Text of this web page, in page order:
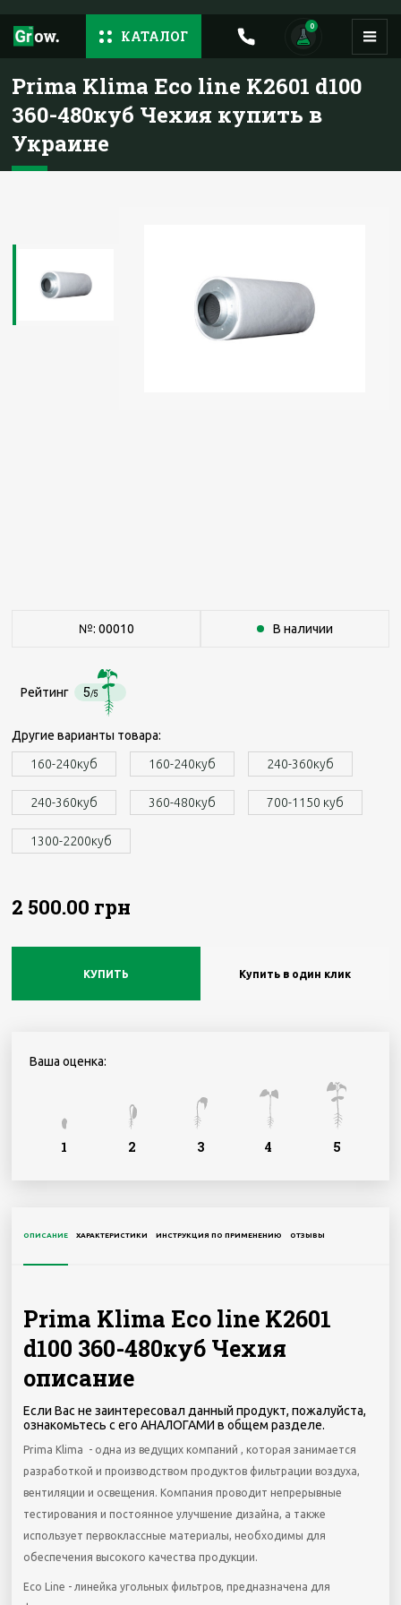
КАТАЛОГ
0
Prima Klima Eco line K2601 d100
360-480куб Чехия купить в
Украине
№: 00010 В наличии
Рейтинг 5/5
Другие варианты товара:
160-240куб
160-240куб 240-360куб
240-360куб 360-480куб 700-1150 куб
1300-2200куб
2 500.00 грн
КУПИТЬ Купить в один клик
Ваша оценка:
5
4
3
2
1
ОПИСАНИЕ ХАРАКТЕРИСТИКИ ИНСТРУКЦИЯ ПО ПРИМЕНЕНИЮ ОТЗЫВЫ
Prima Klima Eco line K2601
d100 360-480куб Чехия
описание
Если Вас не заинтересовал данный продукт, пожалуйста,
ознакомьтесь с его АНАЛОГАМИ в общем разделе.
Prima Klima - одна из ведущих компаний , которая занимается
разработкой и производством продуктов фильтрации воздуха,
вентиляции и освещения. Компания проводит непрерывные
тестирования и постоянное улучшение дизайна, а также
использует первоклассные материалы, необходимы для
обеспечения высокого качества продукции.
Eco Line - линейка угольных фильтров, предназначена для